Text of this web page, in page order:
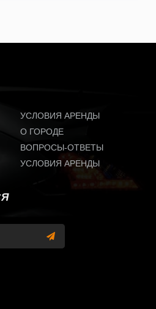
УСЛОВИЯ АРЕНДЫ
О ГОРОДЕ
ВОПРОСЫ-ОТВЕТЫ
УСЛОВИЯ АРЕНДЫ